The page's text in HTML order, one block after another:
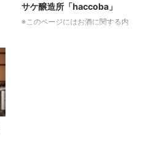
サケ醸造所「haccoba」
※このページにはお酒に関する内